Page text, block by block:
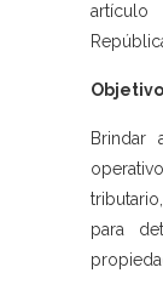
para